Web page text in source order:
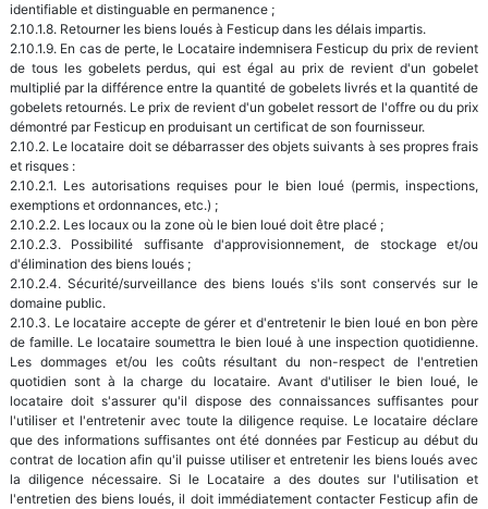
identifiable et distinguable en permanence ;
2.10.1.8. Retourner les biens loués à Festicup dans les délais impartis.
2.10.1.9. En cas de perte, le Locataire indemnisera Festicup du prix de revient
de tous les gobelets perdus, qui est égal au prix de revient d'un gobelet
multiplié par la différence entre la quantité de gobelets livrés et la quantité de
gobelets retournés. Le prix de revient d'un gobelet ressort de l'offre ou du prix
démontré par Festicup en produisant un certificat de son fournisseur.
2.10.2. Le locataire doit se débarrasser des objets suivants à ses propres frais
et risques :
2.10.2.1. Les autorisations requises pour le bien loué (permis, inspections,
exemptions et ordonnances, etc.) ;
2.10.2.2. Les locaux ou la zone où le bien loué doit être placé ;
2.10.2.3. Possibilité suffisante d'approvisionnement, de stockage et/ou
d'élimination des biens loués ;
2.10.2.4. Sécurité/surveillance des biens loués s'ils sont conservés sur le
domaine public.
2.10.3. Le locataire accepte de gérer et d'entretenir le bien loué en bon père
de famille. Le locataire soumettra le bien loué à une inspection quotidienne.
Les dommages et/ou les coûts résultant du non-respect de l'entretien
quotidien sont à la charge du locataire. Avant d'utiliser le bien loué, le
locataire doit s'assurer qu'il dispose des connaissances suffisantes pour
l'utiliser et l'entretenir avec toute la diligence requise. Le locataire déclare
que des informations suffisantes ont été données par Festicup au début du
contrat de location afin qu'il puisse utiliser et entretenir les biens loués avec
la diligence nécessaire. Si le Locataire a des doutes sur l'utilisation et
l'entretien des biens loués, il doit immédiatement contacter Festicup afin de